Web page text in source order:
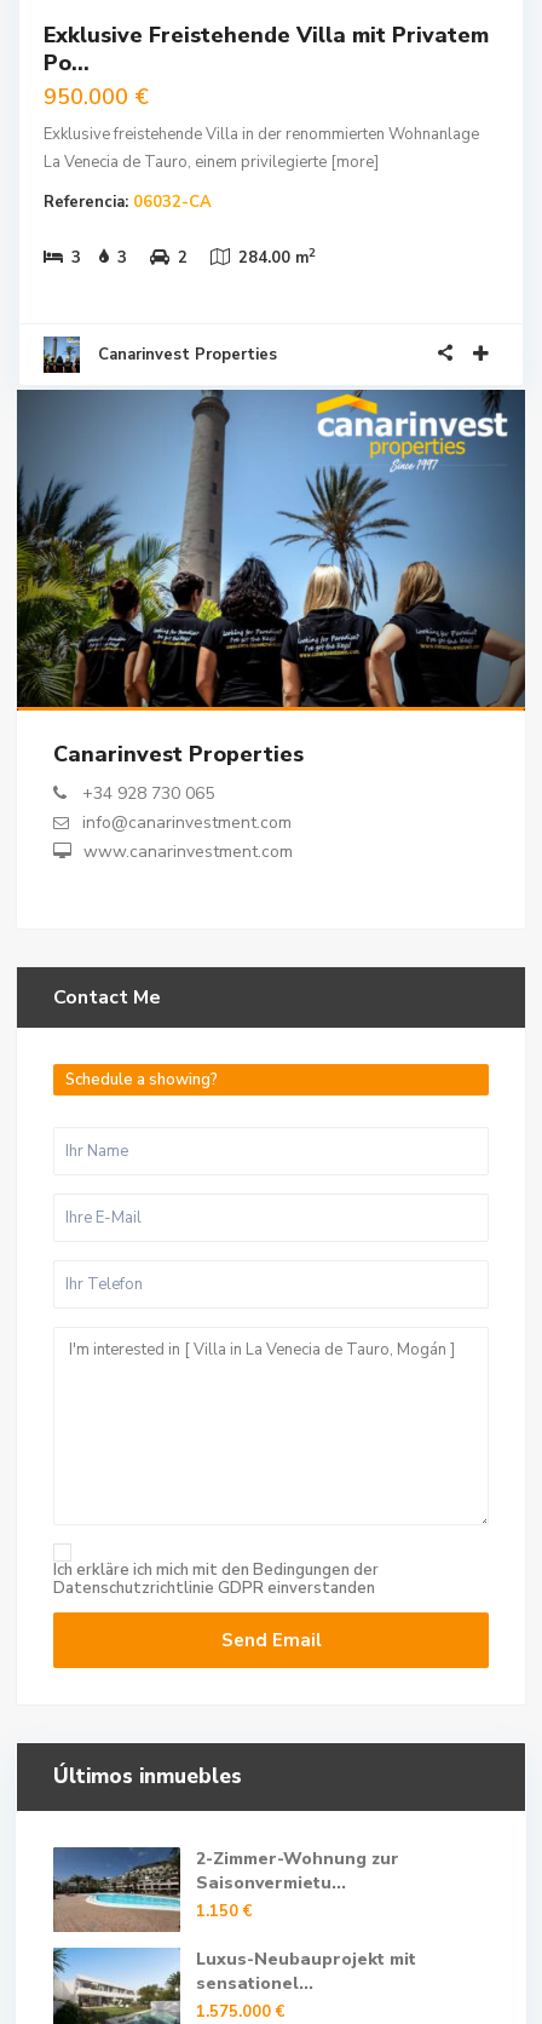
Exklusive Freistehende Villa mit Privatem
Po...
950.000 €
Exklusive freistehende Villa in der renommierten Wohnanlage
La Venecia de Tauro, einem privilegierte [more]
Referencia: 06032-CA
3 3 2 284.00 m2
Canarinvest Properties
Canarinvest Properties
+34 928 730 065
info@canarinvestment.com
www.canarinvestment.com
Contact Me
Schedule a showing?
Ich erkläre ich mich mit den Bedingungen der
Datenschutzrichtlinie GDPR einverstanden
Últimos inmuebles
2-Zimmer-Wohnung zur
Saisonvermietu...
1.150 €
Luxus-Neubauprojekt mit
sensationel...
1.575.000 €